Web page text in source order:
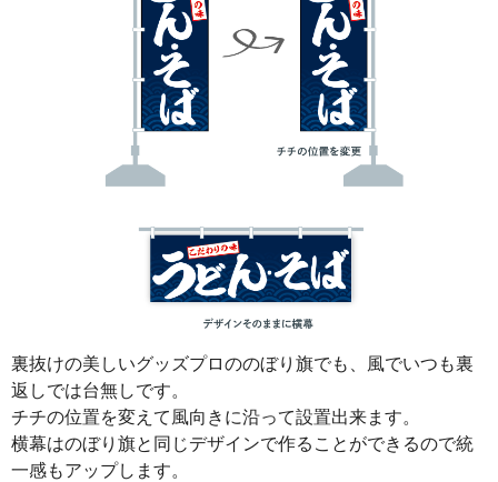
裏抜けの美しいグッズプロののぼり旗でも、風でいつも裏
返しでは台無しです。
チチの位置を変えて風向きに沿って設置出来ます。
横幕はのぼり旗と同じデザインで作ることができるので統
一感もアップします。